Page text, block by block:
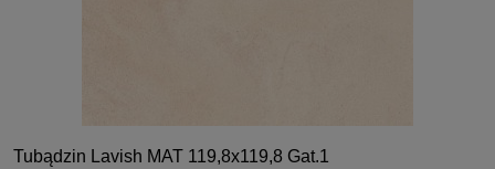
Tubądzin Lavish MAT 119,8x119,8 Gat.1